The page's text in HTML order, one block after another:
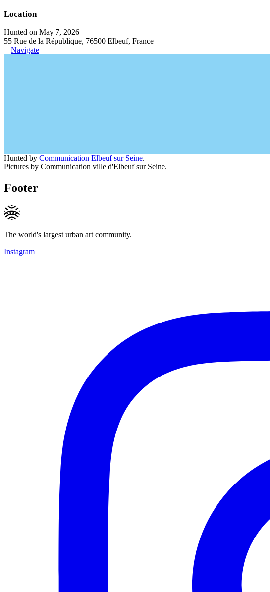
Location
Hunted on May 7, 2026
55 Rue de la République, 76500 Elbeuf, France
Navigate
Hunted by Communication Elbeuf sur Seine.
Pictures by Communication ville d'Elbeuf sur Seine.
Footer
The world's largest urban art community.
Instagram